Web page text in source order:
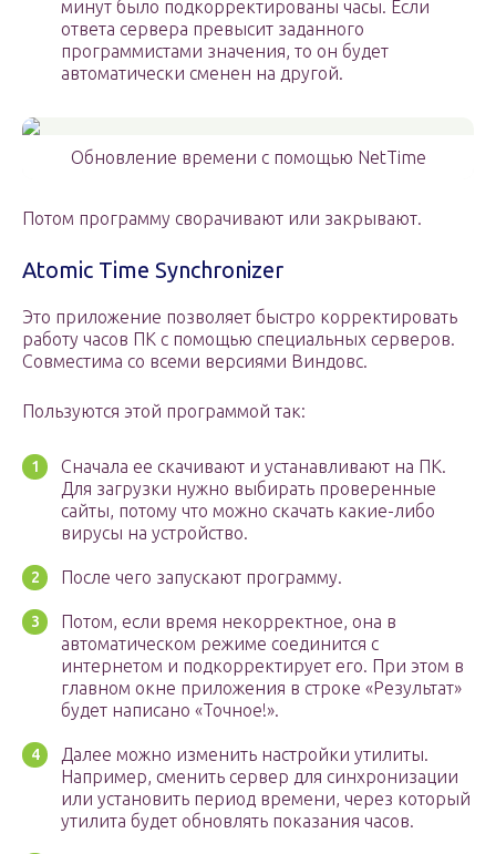
минут было подкорректированы часы. Если
ответа сервера превысит заданного
программистами значения, то он будет
автоматически сменен на другой.
Обновление времени с помощью NetTime
Потом программу сворачивают или закрывают.
Atomic Time Synchronizer
Это приложение позволяет быстро корректировать
работу часов ПК с помощью специальных серверов.
Совместима со всеми версиями Виндовс.
Пользуются этой программой так:
Сначала ее скачивают и устанавливают на ПК.
Для загрузки нужно выбирать проверенные
сайты, потому что можно скачать какие-либо
вирусы на устройство.
После чего запускают программу.
Потом, если время некорректное, она в
автоматическом режиме соединится с
интернетом и подкорректирует его. При этом в
главном окне приложения в строке «Результат»
будет написано «Точное!».
Далее можно изменить настройки утилиты.
Например, сменить сервер для синхронизации
или установить период времени, через который
утилита будет обновлять показания часов.